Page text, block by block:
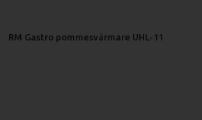
RM Gastro pommesvärmare UHL-11